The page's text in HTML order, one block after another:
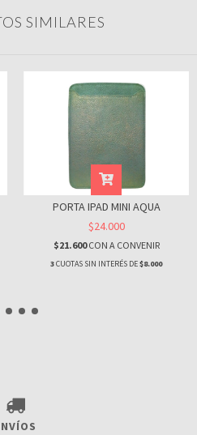
SIMILARES
PORTA IPAD MINI AQUA
$24.000
$21.600CON A CONVENIR
3CUOTAS SIN INTERÉS DE$8.000